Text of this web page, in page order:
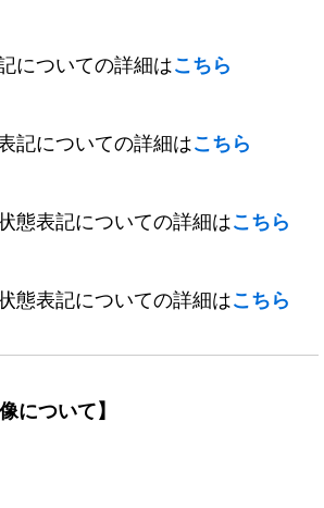
についての詳細はこちら
記についての詳細はこちら
態表記についての詳細はこちら
態表記についての詳細はこちら
について】